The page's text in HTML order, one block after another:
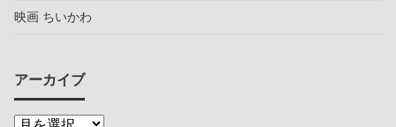
映画 ちいかわ
アーカイブ